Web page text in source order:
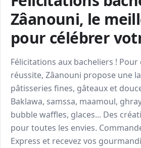
Zâanouni, le
pour célébrer
Félicitations aux bacheliers !
réussite, Zâanouni propose une
pâtisseries fines, gâteaux et
Baklawa, samssa, maamoul,
bubble waffles, glaces... Des
pour toutes les envies.
Express et recevez vos